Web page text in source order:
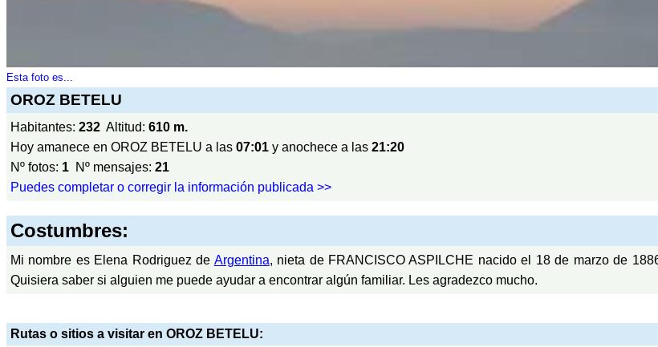
Esta foto es...
OROZ BETELU
Habitantes: 232 Altitud: 610 m.
Hoy amanece en OROZ BETELU a las 07:01 y anochece a las 21:20
Nº fotos: 1 Nº mensajes: 21
Puedes completar o corregir la información publicada >>
Costumbres:
Mi nombre es Elena Rodriguez de Argentina, nieta de FRANCISCO ASPILCHE nacido el 18 de marzo de
Quisiera saber si alguien me puede ayudar a encontrar algún familiar. Les agradezco mucho.
Rutas o sitios a visitar en OROZ BETELU: